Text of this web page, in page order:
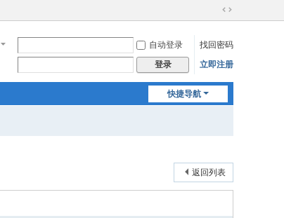
切
到
宽
版
自动登录
找回密码
登录 立即注册
快捷导航
返回列表